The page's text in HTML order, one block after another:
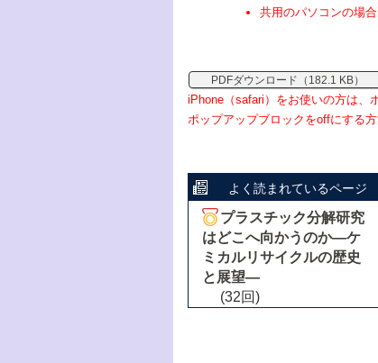
共用のパソコンの場
PDFダウンロード（182.1 KB）
iPhone（safari）をお使いの方は、
ポップアップブロックをoffにする方
よく読まれているページ
プラスチック分解研究
はどこへ向かうのか―ケ
ミカルリサイクルの歴史
と展望―
(32回)